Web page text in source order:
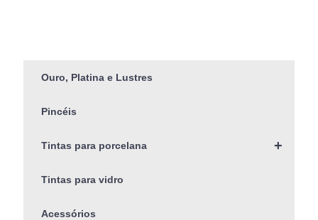
Ouro, Platina e Lustres
Pincéis
+
Tintas para porcelana
Tintas para vidro
Acessórios